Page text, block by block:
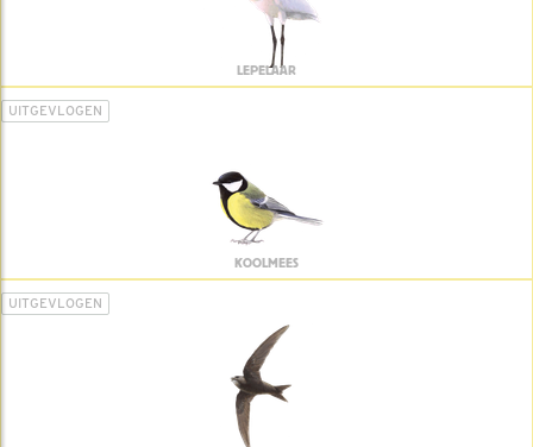
LEPELAAR
UITGEVLOGEN
KOOLMEES
UITGEVLOGEN